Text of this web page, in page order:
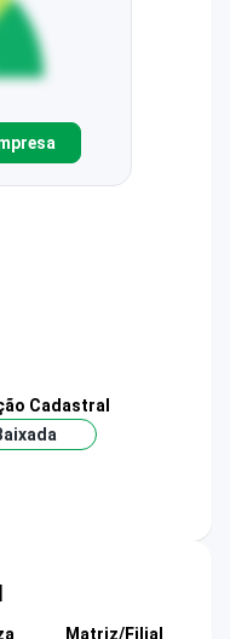
Cadastral
Matriz/Filial